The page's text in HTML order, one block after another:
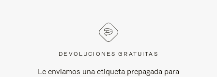
DEVOLUCIONES GRATUITAS
Le enviamos una etiqueta prepagada para